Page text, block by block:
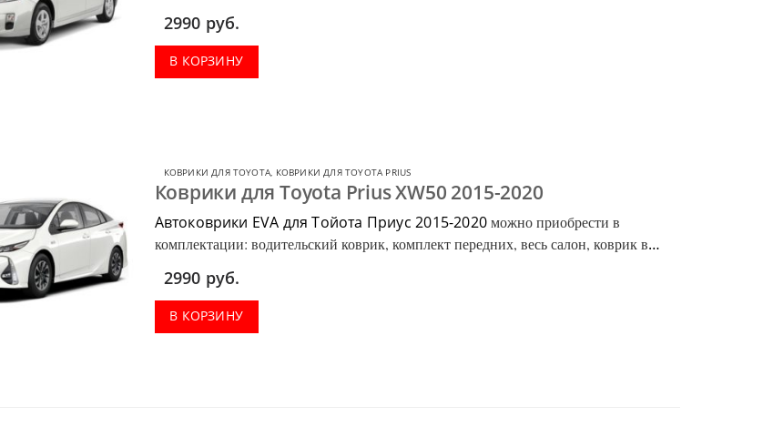
2990 руб.
В КОРЗИНУ
КОВРИКИ ДЛЯ TOYOTA, КОВРИКИ ДЛЯ TOYOTA PRIUS
Коврики для Toyota Prius XW50 2015-2020
Автоковрики EVA для Тойота Приус 2015-2020можно приобрести в
комплектации: водительский коврик, комплект передних, весь салон, коврик в
2990 руб.
В КОРЗИНУ